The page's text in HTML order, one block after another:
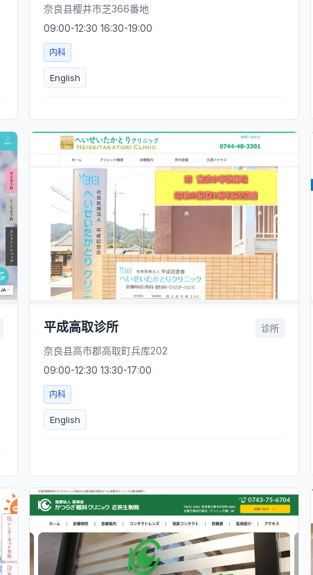
奈良县樱井市芝366番地
09:00-12:30 16:30-19:00
内科
English
平成高取诊所 诊所
奈良县高市郡高取町兵库202
09:00-12:30 13:30-17:00
内科
English